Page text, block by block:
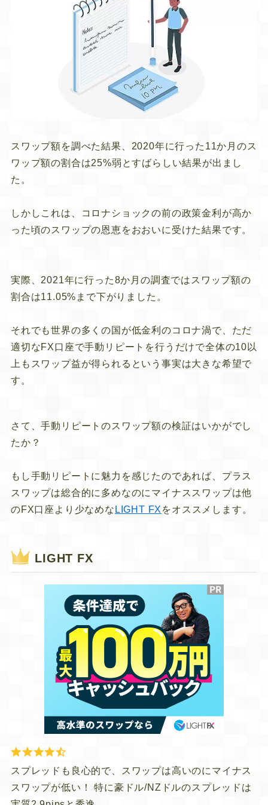
スワップ額を調べた結果、2020年に行った11か月のス
ワップ額の割合は25%弱とすばらしい結果が出まし
た。
しかしこれは、コロナショックの前の政策金利が高か
った頃のスワップの恩恵をおおいに受けた結果です。
実際、2021年に行った8か月の調査ではスワップ額の
割合は11.05%まで下がりました。
それでも世界の多くの国が低金利のコロナ渦で、ただ
適切なFX口座で手動リピートを行うだけで全体の10以
上もスワップ益が得られるという事実は大きな希望で
す。
さて、手動リピートのスワップ額の検証はいかがでし
たか？
もし手動リピートに魅力を感じたのであれば、プラス
スワップは総合的に多めなのにマイナススワップは他
のFX口座より少なめな LIGHT FX をオススメします。
LIGHT FX
スプレッドも良心的で、スワップは高いのにマイナス
スワップが低い！ 特に豪ドル/NZドルのスプレッドは